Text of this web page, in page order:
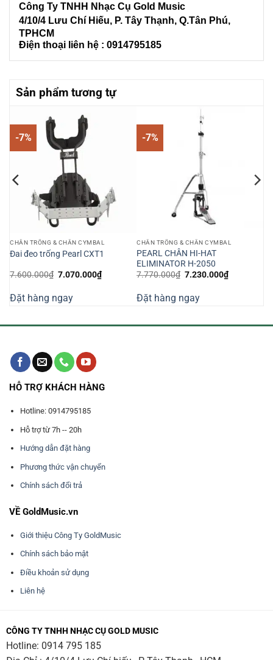
Công Ty TNHH Nhạc Cụ Gold Music
4/10/4 Lưu Chí Hiếu, P. Tây Thạnh, Q.Tân Phú,
TPHCM
Điện thoại liên hệ : 0914795185
Sản phẩm tương tự
-7%
CHÂN TRỐNG & CHÂN CYMBAL
Đai đeo trống Pearl CXT1
7.600.000₫ Giá
7.600.000₫.
7.070.000₫Giá
hiện
7.070.000₫.
Đặt hàng ngay
-7%
CHÂN TRỐNG & CHÂN CYMBAL
PEARL CHÂN HI-HAT
ELIMINATOR H-2050
7.770.000₫ Giá
7.770.000₫.
7.230.000₫Giá
hiện
Đặt hàng ngay
HỖ TRỢ KHÁCH HÀNG
Hotline: 0914795185
Hỗ trợ từ 7h -- 20h
Hướng dẫn đặt hàng
Phương thức vận chuyển
Chính sách đổi trả
VỀ GoldMusic.vn
Giới thiệu Công Ty GoldMusic
Chính sách bảo mật
Điều khoản sử dụng
Liên hệ
CÔNG TY TNHH NHẠC CỤ GOLD MUSIC
Hotline: 0914 795 185